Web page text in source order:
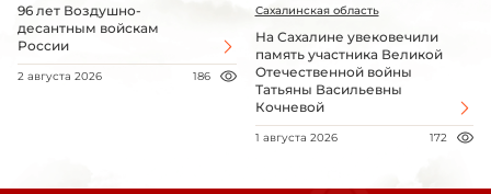
96 лет Воздушно-
десантным войскам
России
2 августа 2026 186
Сахалинская область
На Сахалине увековечили
память участника Великой
Отечественной войны
Татьяны Васильевны
Кочневой
1 августа 2026 172